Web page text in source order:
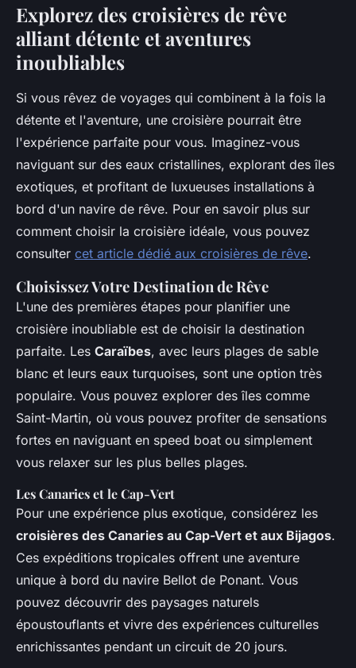
Explorez des croisières de rêve
alliant détente et aventures
inoubliables
Si vous rêvez de voyages qui combinent à la fois la
détente et l'aventure, une croisière pourrait être
l'expérience parfaite pour vous. Imaginez-vous
naviguant sur des eaux cristallines, explorant des îles
exotiques, et profitant de luxueuses installations à
bord d'un navire de rêve. Pour en savoir plus sur
comment choisir la croisière idéale, vous pouvez
consulter cet article dédié aux croisières de rêve.
Choisissez Votre Destination de Rêve
L'une des premières étapes pour planifier une
croisière inoubliable est de choisir la destination
parfaite. Les Caraïbes, avec leurs plages de sable
blanc et leurs eaux turquoises, sont une option très
populaire. Vous pouvez explorer des îles comme
Saint-Martin, où vous pouvez profiter de sensations
fortes en naviguant en speed boat ou simplement
vous relaxer sur les plus belles plages.
Les Canaries et le Cap-Vert
Pour une expérience plus exotique, considérez les
croisières des Canaries au Cap-Vert et aux Bijagos.
Ces expéditions tropicales offrent une aventure
unique à bord du navire Bellot de Ponant. Vous
pouvez découvrir des paysages naturels
époustouflants et vivre des expériences culturelles
enrichissantes pendant un circuit de 20 jours.